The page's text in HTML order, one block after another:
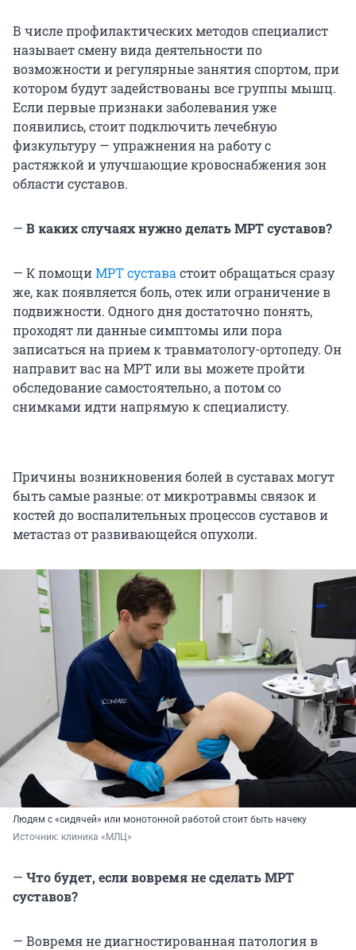
В числе профилактических методов специалист
называет смену вида деятельности по
возможности и регулярные занятия спортом, при
котором будут задействованы все группы мышц.
Если первые признаки заболевания уже
появились, стоит подключить лечебную
физкультуру — упражнения на работу с
растяжкой и улучшающие кровоснабжения зон
области суставов.
— В каких случаях нужно делать МРТ суставов?
— К помощиМРТ суставастоит обращаться сразу
же, как появляется боль, отек или ограничение в
подвижности. Одного дня достаточно понять,
проходят ли данные симптомы или пора
записаться на прием к травматологу-ортопеду. Он
направит вас на МРТ или вы можете пройти
обследование самостоятельно, а потом со
снимками идти напрямую к специалисту.
Причины возникновения болей в суставах могут
быть самые разные: от микротравмы связок и
костей до воспалительных процессов суставов и
метастаз от развивающейся опухоли.
Людям с «сидячей» или монотонной работой стоит быть начеку
Источник: клиника «МЛЦ»
— Что будет, если вовремя не сделать МРТ
суставов?
— Вовремя не диагностированная патология в